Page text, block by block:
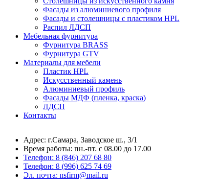
Фасады из алюминиевого профиля
Фасады и столешницы с пластиком HPL
Распил ЛДСП
Мебельная фурнитура
Фурнитура BRASS
Фурнитура GTV
Материалы для мебели
Пластик HPL
Искусственный камень
Алюминиевый профиль
Фасады МДФ (пленка, краска)
ЛДСП
Контакты
Адрес: г.Самара, Заводское ш., 3/1
Время работы: пн.-пт. с 08.00 до 17.00
Телефон: 8 (846) 207 68 80
Телефон: 8 (996) 625 74 69
Эл. почта: nsfirm@mail.ru